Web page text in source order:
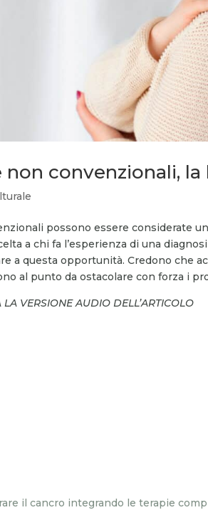
non convenzionali,
possono essere considerate
a chi fa l’esperienza di una
a questa opportunità. Credono che
al punto da ostacolare con forza i
LA VERSIONE AUDIO DELL’ARTICOLO
il cancro integrando le terapie